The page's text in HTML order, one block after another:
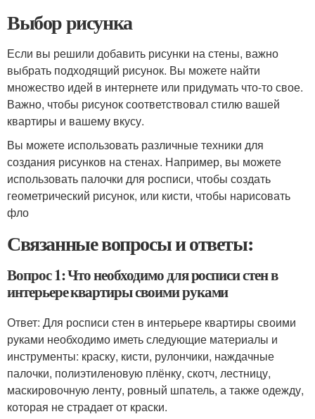
Выбор рисунка
Если вы решили добавить рисунки на стены, важно
выбрать подходящий рисунок. Вы можете найти
множество идей в интернете или придумать что-то свое.
Важно, чтобы рисунок соответствовал стилю вашей
квартиры и вашему вкусу.
Вы можете использовать различные техники для
создания рисунков на стенах. Например, вы можете
использовать палочки для росписи, чтобы создать
геометрический рисунок, или кисти, чтобы нарисовать
фло
Связанные вопросы и ответы:
Вопрос 1: Что необходимо для росписи стен в
интерьере квартиры своими руками
Ответ: Для росписи стен в интерьере квартиры своими
руками необходимо иметь следующие материалы и
инструменты: краску, кисти, рулончики, наждачные
палочки, полиэтиленовую плёнку, скотч, лестницу,
маскировочную ленту, ровный шпатель, а также одежду,
которая не страдает от краски.